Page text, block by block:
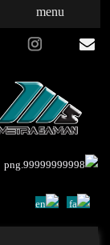
menu